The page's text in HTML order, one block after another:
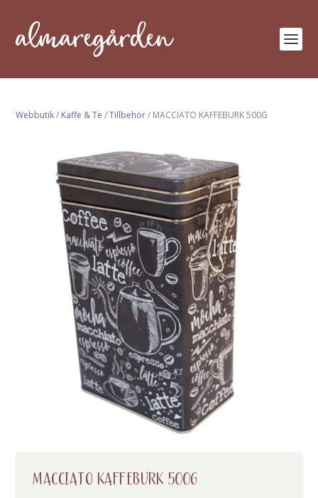
Webbutik/ Kaffe & Te /Tillbehör/ MACCIATO KAFFEBURK 500G
MACCIATO KAFFEBURK 500G